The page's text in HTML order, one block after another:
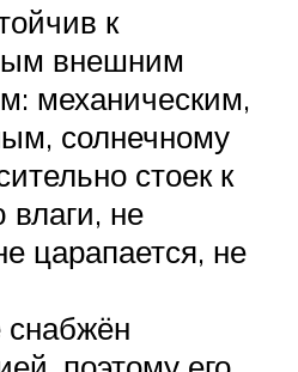
к
внешним
механическим,
солнечному
стоек к
влаги, не
царапается, не